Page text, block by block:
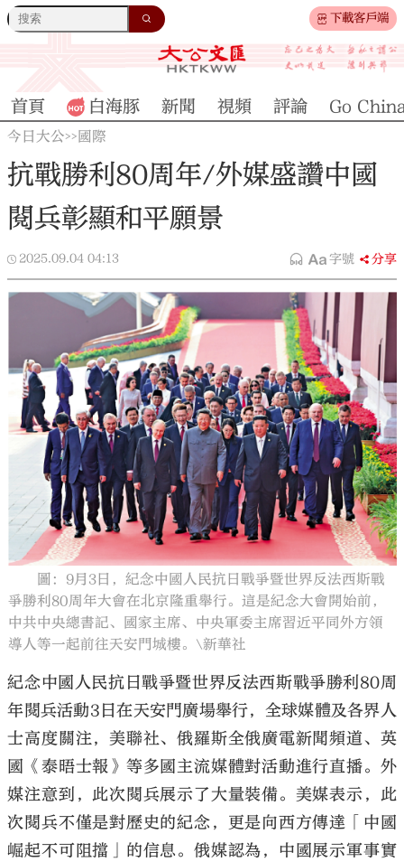
下載客戶端
大公文匯
首頁 白海豚 新聞 視頻 評論 Go
今日大公>> 國際
抗戰勝利80周年/外媒盛讚中國
閱兵彰顯和平願景
2025.09.04 04:13 字號 分享
圖：9月3日，紀念中國人民抗日戰爭暨世界反法西斯戰
爭勝利80周年大會在北京隆重舉行。這是紀念大會開始前，
中共中央總書記、國家主席、中央軍委主席習近平同外方領
導人等一起前往天安門城樓。\新華社
紀念中國人民抗日戰爭暨世界反法西斯戰爭勝利80周
年閱兵活動3日在天安門廣場舉行，全球媒體及各界人
士高度關注，美聯社、俄羅斯全俄廣電新聞頻道、英
國《泰晤士報》等多國主流媒體對活動進行直播。外
媒注意到，此次閱兵展示了大量裝備。美媒表示，此
次閱兵不僅是對歷史的紀念，更是向西方傳達「中國
崛起不可阻擋」的信息。俄媒認為，中國展示軍事實